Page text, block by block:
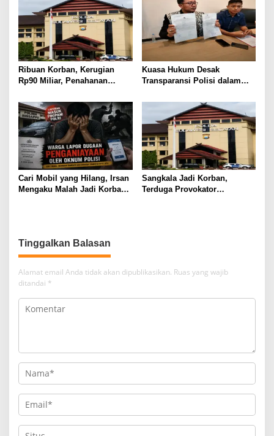
Ribuan Korban, Kerugian
Rp90 Miliar, Penahanan
Misteri
Kuasa Hukum Desak
Transparansi Polisi dalam
Cari Mobil yang Hilang, Irsan
Mengaku Malah Jadi Korban
Sangkala Jadi Korban,
Terduga Provokator
Tinggalkan Balasan
Alamat email Anda tidak akan dipublikasikan. Ruas yang wajib
ditandai *